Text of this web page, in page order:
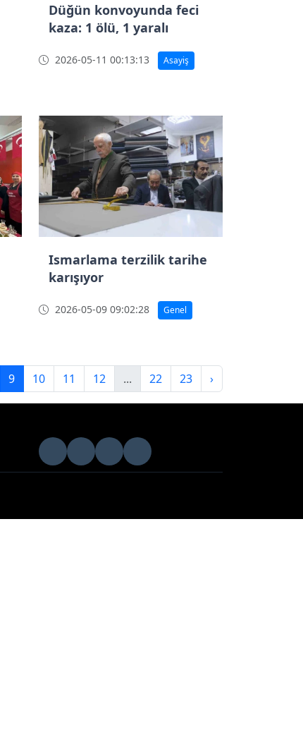
Düğün konvoyunda feci
kaza: 1 ölü, 1 yaralı
2026-05-11 00:13:13 Asayiş
Ismarlama terzilik tarihe
karışıyor
2026-05-09 09:02:28 Genel
9 10 11 12 ... 22 23 ›